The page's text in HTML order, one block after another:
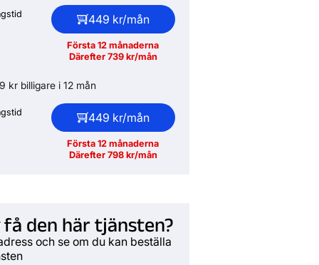
449 kr/mån
Första 12 månaderna
Därefter 739 kr/mån
kr billigare i 12 mån
449 kr/mån
Första 12 månaderna
Därefter 798 kr/mån
få den här tjänsten?
och se om du kan beställa